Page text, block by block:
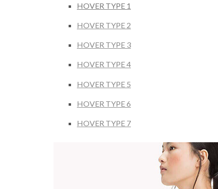
HOVER TYPE 1
HOVER TYPE 2
HOVER TYPE 3
HOVER TYPE 4
HOVER TYPE 5
HOVER TYPE 6
HOVER TYPE 7